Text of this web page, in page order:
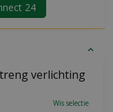
24
verlichting
Wis selectie